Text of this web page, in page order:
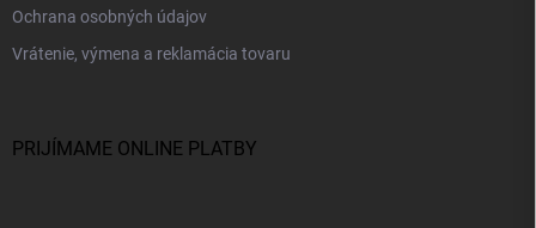
Ochrana osobných údajov
Vrátenie, výmena a reklamácia tovaru
PRIJÍMAME ONLINE PLATBY